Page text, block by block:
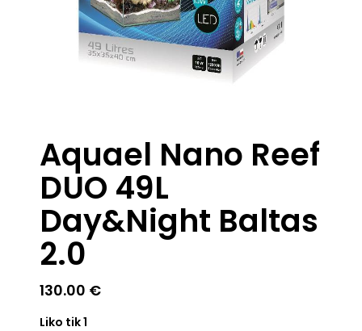
Aquael Nano Reef
DUO 49L
Day&Night Baltas
2.0
130.00 €
Liko tik 1